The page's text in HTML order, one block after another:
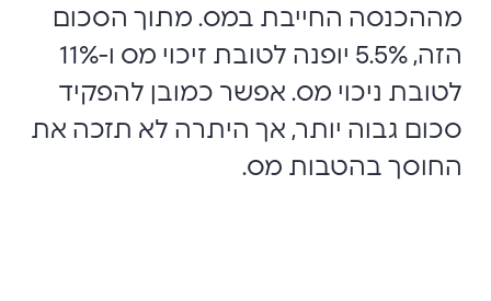
מההכנסה החייבת במס. מתוך הסכום
הזה, 5.5% יופנה לטובת זיכוי מס ו-11%
לטובת ניכוי מס. אפשר כמובן להפקיד
סכום גבוה יותר, אך היתרה לא תזכה את
החוסך בהטבות מס.